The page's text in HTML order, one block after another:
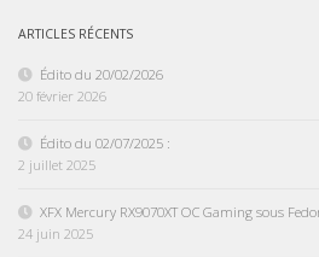
ARTICLES RÉCENTS
Édito du 20/02/2026
20 février 2026
Édito du 02/07/2025 :
2 juillet 2025
XFX Mercury RX9070XT OC Gaming sous
24 juin 2025